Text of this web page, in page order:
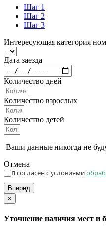
Шаг 1
Шаг 2
Шаг 3
Интересующая категория
Дата заезда
Количество дней
Количество взрослых
Количество детей
Ваши данные никогда не
Отмена
Я согласен с условиями
Вперед
×
Уточнение наличия мест и